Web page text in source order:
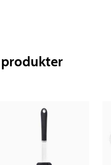
produkter